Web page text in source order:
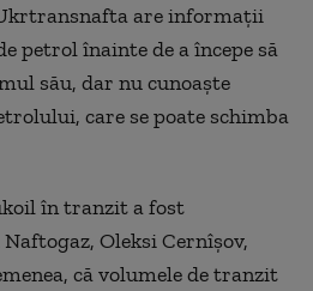
are informaţii
petrol înainte de a începe să
său, dar nu cunoaşte
care se poate schimba
în tranzit a fost
Oleksi Cernîşov,
că volumele de tranzit